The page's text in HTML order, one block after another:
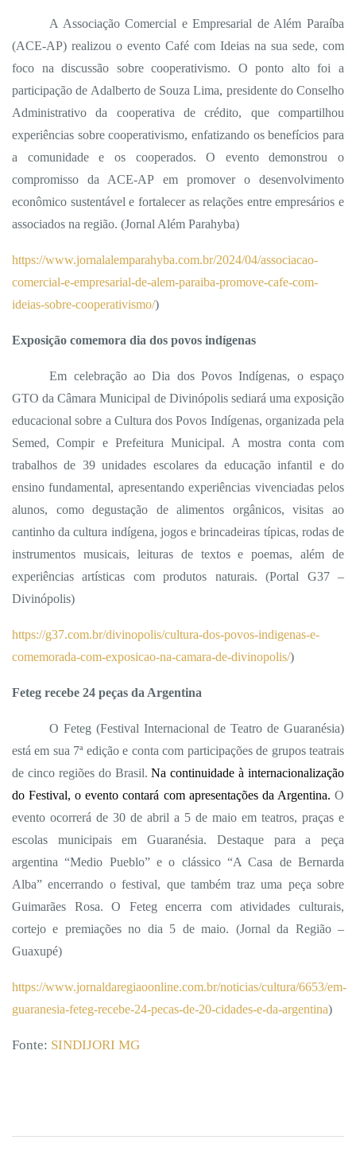
A Associação Comercial e Empresarial de Além Paraíba
(ACE-AP) realizou o evento Café com Ideias na sua sede, com
foco na discussão sobre cooperativismo. O ponto alto foi a
participação de Adalberto de Souza Lima, presidente do Conselho
Administrativo da cooperativa de crédito, que compartilhou
experiências sobre cooperativismo, enfatizando os benefícios para
a comunidade e os cooperados. O evento demonstrou o
compromisso da ACE-AP em promover o desenvolvimento
econômico sustentável e fortalecer as relações entre empresários e
associados na região. (Jornal Além Parahyba)
https://www.jornalalemparahyba.com.br/2024/04/associacao-
comercial-e-empresarial-de-alem-paraiba-promove-cafe-com-
ideias-sobre-cooperativismo/)
Exposição comemora dia dos povos indígenas
Em celebração ao Dia dos Povos Indígenas, o espaço
GTO da Câmara Municipal de Divinópolis sediará uma exposição
educacional sobre a Cultura dos Povos Indígenas, organizada pela
Semed, Compir e Prefeitura Municipal. A mostra conta com
trabalhos de 39 unidades escolares da educação infantil e do
ensino fundamental, apresentando experiências vivenciadas pelos
alunos, como degustação de alimentos orgânicos, visitas ao
cantinho da cultura indígena, jogos e brincadeiras típicas, rodas de
instrumentos musicais, leituras de textos e poemas, além de
experiências artísticas com produtos naturais. (Portal G37 –
Divinópolis)
https://g37.com.br/divinopolis/cultura-dos-povos-indigenas-e-
comemorada-com-exposicao-na-camara-de-divinopolis/)
Feteg recebe 24 peças da Argentina
O Feteg (Festival Internacional de Teatro de Guaranésia)
está em sua 7ª edição e conta com participações de grupos teatrais
de cinco regiões do Brasil.Na continuidade à internacionalização
do Festival, o evento contará com apresentações da Argentina. O
evento ocorrerá de 30 de abril a 5 de maio em teatros, praças e
escolas municipais em Guaranésia. Destaque para a peça
argentina “Medio Pueblo” e o clássico “A Casa de Bernarda
Alba” encerrando o festival, que também traz uma peça sobre
Guimarães Rosa. O Feteg encerra com atividades culturais,
cortejo e premiações no dia 5 de maio. (Jornal da Região –
Guaxupé)
https://www.jornaldaregiaoonline.com.br/noticias/cultura/6653/em-
guaranesia-feteg-recebe-24-pecas-de-20-cidades-e-da-argentina)
Fonte: SINDIJORI MG